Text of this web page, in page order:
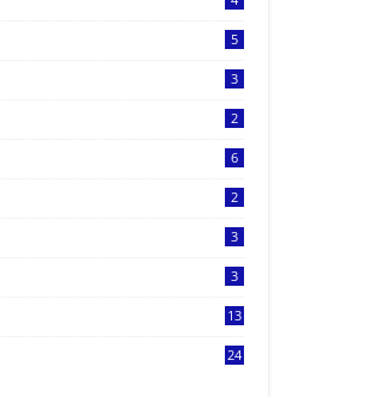
5
3
2
6
2
3
3
13
24